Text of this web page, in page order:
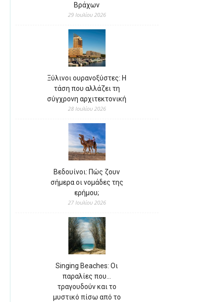
Βράχων
29 Ιουλίου 2026
Ξύλινοι ουρανοξύστες: Η
τάση που αλλάζει τη
σύγχρονη αρχιτεκτονική
28 Ιουλίου 2026
Βεδουίνοι: Πώς ζουν
σήμερα οι νομάδες της
ερήμου;
27 Ιουλίου 2026
Singing Beaches: Οι
παραλίες που…
τραγουδούν και το
μυστικό πίσω από το